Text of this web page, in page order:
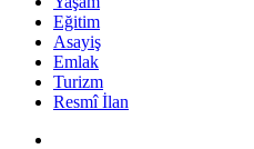
Eğitim
Asayiş
Emlak
Turizm
Resmî İlan